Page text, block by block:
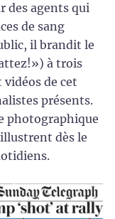
des agents qui
de sang
il brandit le
à trois
de cet
présents.
photographique
dès le